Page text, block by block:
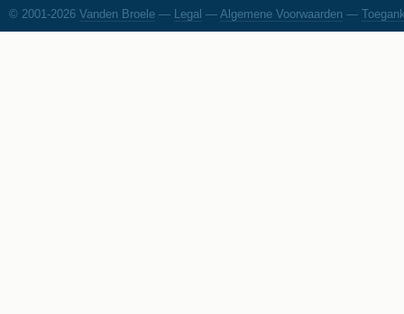
© 2001-2026 Vanden Broele — Legal — Algemene Voorwaarden —